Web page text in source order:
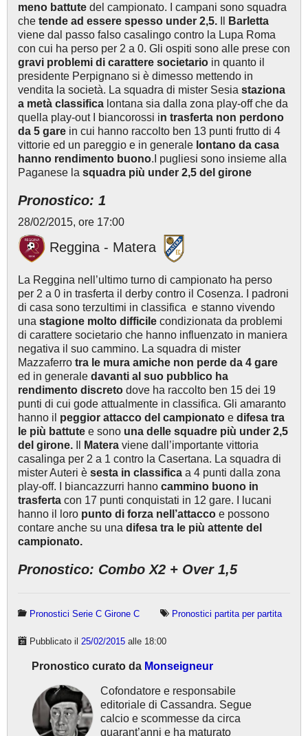
meno battute del campionato. I campani sono squadra
che tende ad essere spesso under 2,5.
Barletta
viene dal passo falso casalingo contro la Lupa Roma
con cui ha perso per 2 a 0. Gli ospiti sono alle prese con
gravi problemi di carattere societario in quanto il
presidente Perpignano si è dimesso mettendo in
vendita la società. La squadra di mister Sesia staziona
a metà classifica lontana sia dalla zona play-off che da
quella play-out I biancorossi in trasferta non perdono
da 5 gare in cui hanno raccolto ben 13 punti frutto di 4
vittorie ed un pareggio e in generale lontano da casa
hanno rendimento buono.I pugliesi sono insieme alla
Paganese la squadra più under 2,5 del girone
Pronostico: 1
28/02/2015, ore 17:00
Reggina - Matera
La Reggina nell’ultimo turno di campionato ha perso
per 2 a 0 in trasferta il derby contro il Cosenza. I padroni
di casa sono terzultimi in classifica e stanno vivendo
una stagione molto difficile condizionata da problemi
di carattere societario che hanno influenzato in maniera
negativa il suo cammino. La squadra di mister
Mazzaferro tra le mura amiche non perde da 4 gare
ed in generale davanti al suo pubblico ha
rendimento discreto dove ha raccolto ben 15 dei 19
punti di cui gode attualmente in classifica. Gli amaranto
hanno il peggior attacco del campionato e difesa tra
le più battute e sono una delle squadre più under 2,5
del girone.
Matera viene dall’importante vittoria
casalinga per 2 a 1 contro la Casertana. La squadra di
mister Auteri è sesta in classifica a 4 punti dalla zona
play-off. I biancazzurri hanno cammino buono in
trasferta con 17 punti conquistati in 12 gare. I lucani
hanno il loro punto di forza nell’attacco e possono
contare anche su una difesa tra le più attente del
campionato.
Pronostico: Combo X2 + Over 1,5
Pronostici Serie C Girone C Pronostici partita per partita
Pubblicato il 25/02/2015 alle 18:00
Pronostico curato da Monseigneur
Cofondatore e responsabile
editoriale di Cassandra. Segue
calcio e scommesse da circa
quarant’anni e ha maturato